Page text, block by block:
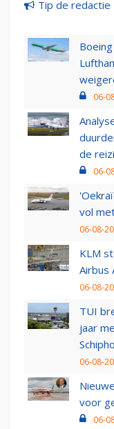
Tip de redactie
06-
de
06-
vol
06-08-
KLM
Airbus
06-08-
TUI
jaar
06-08-
voor
06-